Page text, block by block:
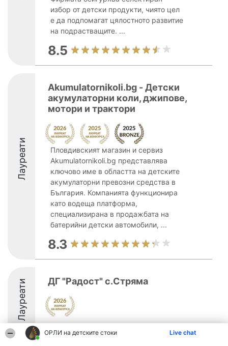
ОРЛИ на детските стоки Live chat
избор от детски продукти, чиято цел
е да подпомагат цялостното развитие
на подрастващите. ...
8.5
Лауреати
Akumulatornikoli.bg - Детски
акумулаторни коли, джипове,
мотори и трактори
Пловдивският магазин и сервиз
Akumulatornikoli.bg представлява
ключово име в областта на детските
акумулаторни превозни средства в
България. Компанията функционира
като водеща платформа,
специализирана в продажбата на
батерийни детски автомобили, ...
8.3
Лауреати ДГ "Радост" с.Стряма
8